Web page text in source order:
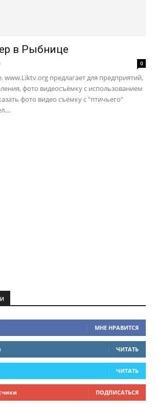
в Рыбнице
0
www.Liktv.org предлагает для предприятий,
фото видеосъёмку с использованием
фото видео съёмку с "птичьего"
МНЕ НРАВИТСЯ
ЧИТАТЬ
ЧИТАТЬ
ПОДПИСАТЬСЯ